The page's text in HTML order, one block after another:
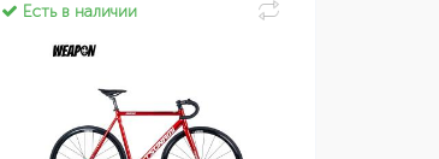
Есть в наличии